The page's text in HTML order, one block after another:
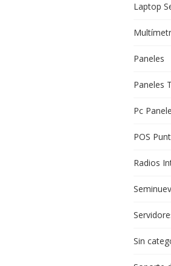
Laptop
Paneles
Paneles
Pc
POS
Radios
Sin